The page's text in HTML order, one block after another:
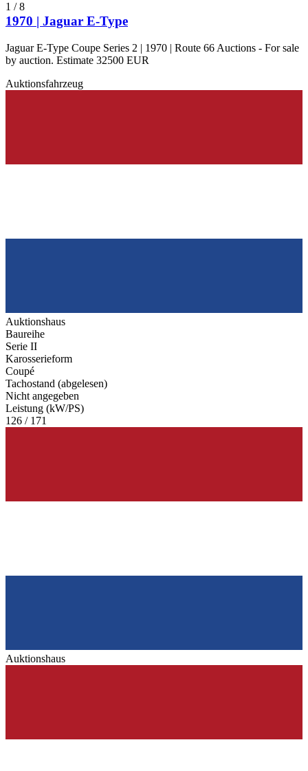
1 /8
1970 | Jaguar E-Type
Jaguar E-Type Coupe Series 2 | 1970 | Route 66 Auctions - For sale
by auction. Estimate 32500 EUR
Auktionsfahrzeug
Auktionshaus
Baureihe
Serie II
Karosserieform
Coupé
Tachostand (abgelesen)
Nicht angegeben
Leistung (kW/PS)
126 / 171
Auktionshaus